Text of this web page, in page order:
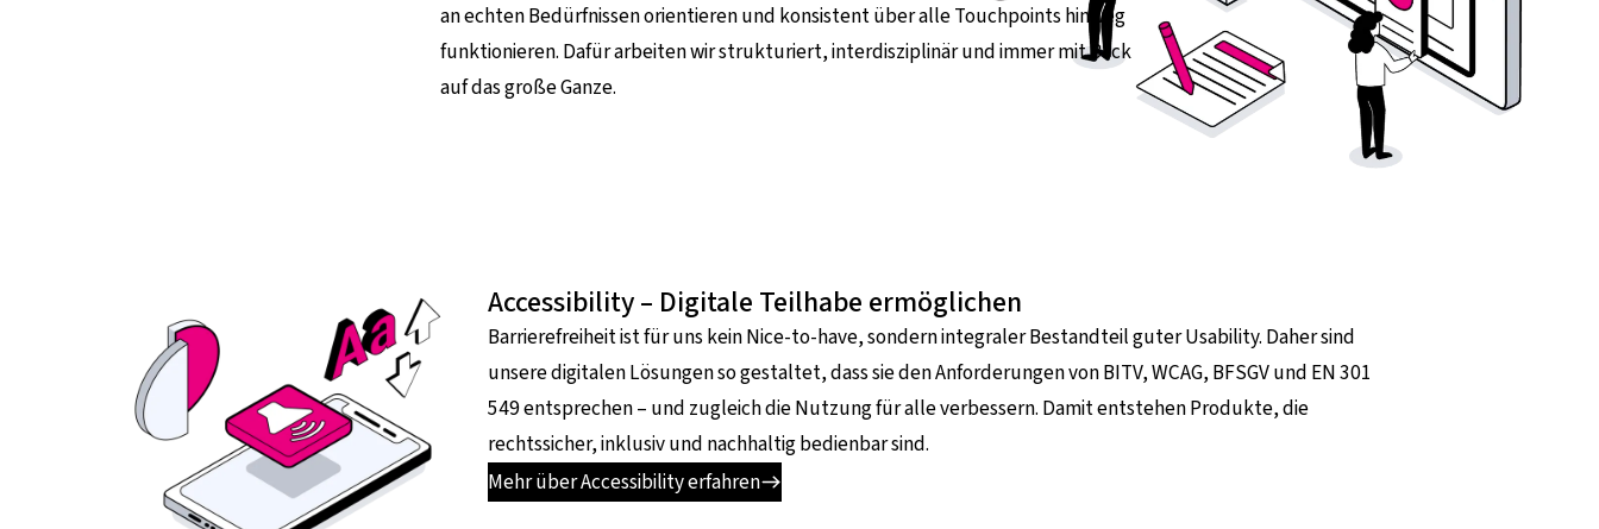
an echten Bedürfnissen orientieren und konsistent über alle Touchpoints hinweg
funktionieren. Dafür arbeiten wir strukturiert, interdisziplinär und immer mit Blick
auf das große Ganze.
Accessibility – Digitale Teilhabe ermöglichen
Barrierefreiheit ist für uns kein Nice-to-have, sondern integraler Bestandteil guter Usability. Daher sind
unsere digitalen Lösungen so gestaltet, dass sie den Anforderungen von BITV, WCAG, BFSGV und EN 301
549 entsprechen – und zugleich die Nutzung für alle verbessern. Damit entstehen Produkte, die
rechtssicher, inklusiv und nachhaltig bedienbar sind.
Mehr über Accessibility erfahren